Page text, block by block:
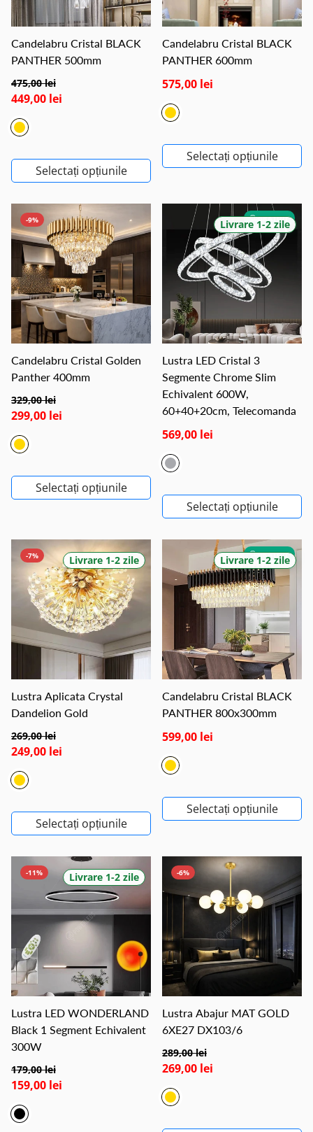
Candelabru Cristal BLACK
PANTHER 500mm
475,00 lei
449,00 lei
Selectați opțiunile
Candelabru Cristal BLACK
PANTHER 600mm
575,00 lei
Selectați opțiunile
-9%
Candelabru Cristal Golden
Panther 400mm
329,00 lei
299,00 lei
Selectați opțiunile
Livrare 1-2 zile
GRATUIT
Lustra LED Cristal 3
Segmente Chrome Slim
Echivalent 600W,
60+40+20cm, Telecomanda
569,00 lei
Selectați opțiunile
Livrare 1-2 zile
-7%
Lustra Aplicata Crystal
Dandelion Gold
269,00 lei
249,00 lei
Selectați opțiunile
Livrare 1-2 zile
GRATUIT
Candelabru Cristal BLACK
PANTHER 800x300mm
599,00 lei
Selectați opțiunile
Livrare 1-2 zile
-11%
Lustra LED WONDERLAND
Black 1 Segment Echivalent
300W
179,00 lei
159,00 lei
-6%
Lustra Abajur MAT GOLD
6XE27 DX103/6
289,00 lei
269,00 lei